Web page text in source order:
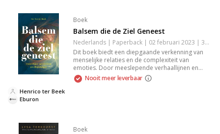
Boek
Balsem die de Ziel Geneest
Nederlands | Paperback | 02 februari 2023 | 338 pagina's | 9789463014380
Dit boek biedt een diepgaande verkenning van
menselijke relaties en de complexiteit van
emoties. Door meeslepende verhaallijnen en
krachtige karakters krijg je inzicht in de oorzaken
van conflicten en de zoektocht naar verbinding.
Nooit meer leverbaar
Eburon
Henrico ter Beek
Boek